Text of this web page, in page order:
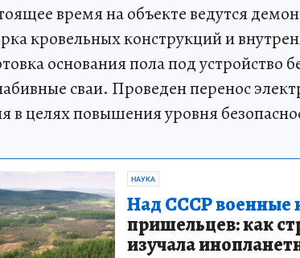
время на объекте ведутся
кровельных конструкций и
основания пола под устройство
сваи. Проведен перенос
в целях повышения уровня
НАУКА
Над СССР военные
пришельцев: как
изучала